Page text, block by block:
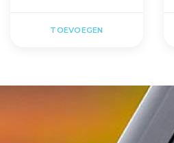
TOEVOEGEN